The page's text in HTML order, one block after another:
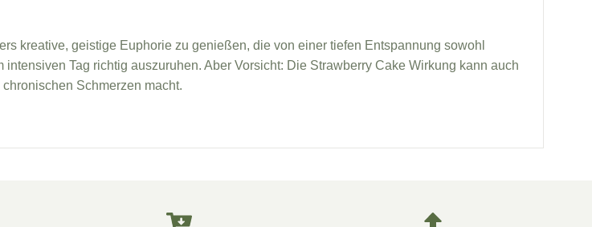
kreative, geistige Euphorie zu genießen, die von einer tiefen Entspannung sowohl
Tag richtig auszuruhen. Aber Vorsicht: Die Strawberry Cake Wirkung kann auch
Schmerzen macht.